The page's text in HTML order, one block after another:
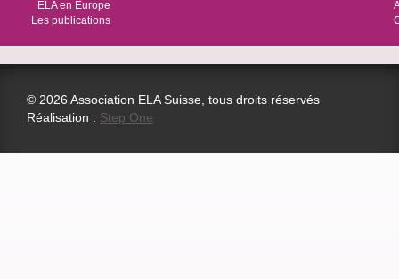
ELA en Europe
Les publications
© 2026 Association ELA Suisse, tous droits réservés
Réalisation : Step One